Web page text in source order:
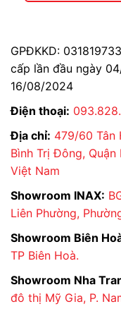
chúng tôi đang
Chính sách
Hà Nội, TP. Hồ
Chính sách đổi
Chính sách
Thanh toán
Công Ty Cổ Phần
Số tài khoản:
Ngân hàng
Nam
GPĐKKD:
cấp lần đầu ngày
16/08/2024
Điện thoại:
Địa chỉ: 479/60 Tân
Bình Trị Đông, Quận
Việt Nam
Showroom INAX:
Liên Phường,
Showroom Biên
TP Biên Hoà.
Showroom Nha
đô thị Mỹ Gia, P.